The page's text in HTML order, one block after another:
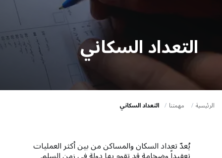
o
n
التعداد السكاني
الرئيسية مهمتنا التعداد السكاني
يُعدّ تعداد السكان والمساكن من بين أكثر العمليات